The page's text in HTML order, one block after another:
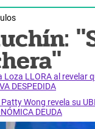
Loza LLORA al revelar
DESPEDIDA
Patty Wong revela su
DEUDA